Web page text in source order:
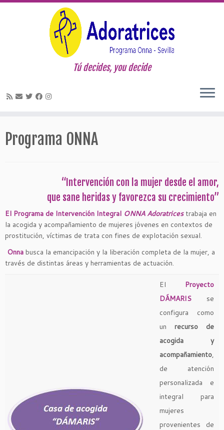
contenido
Tú decides, you decide
Programa ONNA
“Intervención con la mujer desde el amor,
que sane heridas y favorezca su crecimiento”
El Programa de Intervención Integral ONNA Adoratricestrabaja en
la acogida y acompañamiento de mujeres jóvenes en contextos de
prostitución, víctimas de trata con fines de explotación sexual.
Onna busca la emancipación y la liberación completa de la mujer, a
través de distintas áreas y herramientas de actuación.
El Proyecto
DÁMARIS se
configura como
un recurso de
acogida y
acompañamiento,
de atención
personalizada e
integral para
mujeres
provenientes de